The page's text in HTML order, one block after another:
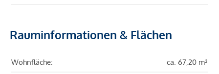
Rauminformationen & Flächen
Wohnfläche: ca. 67,20 m²